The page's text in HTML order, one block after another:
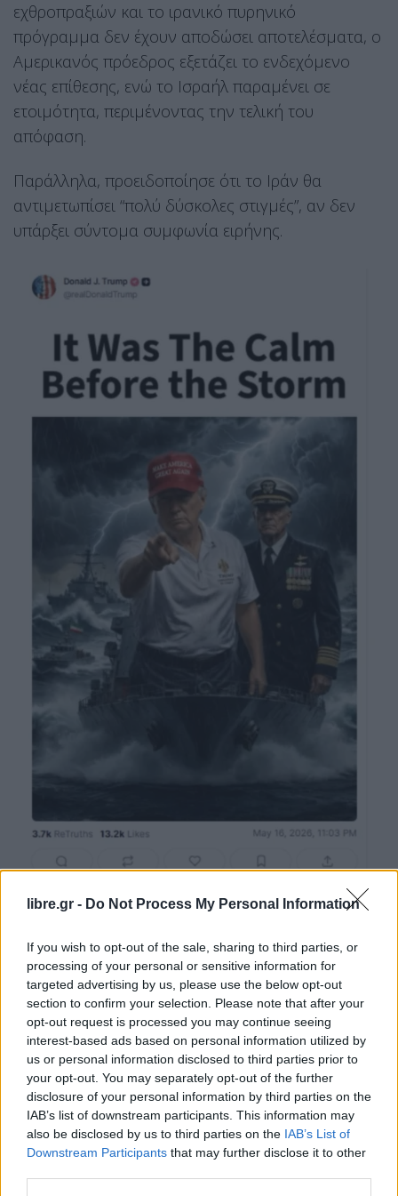
libre.gr - Do Not Process My Personal Information
If you wish to opt-out of the sale, sharing to third parties, or
processing of your personal or sensitive information for
targeted advertising by us, please use the below opt-out
section to confirm your selection. Please note that after your
opt-out request is processed you may continue seeing
interest-based ads based on personal information utilized by
us or personal information disclosed to third parties prior to
your opt-out. You may separately opt-out of the further
disclosure of your personal information by third parties on the
IAB’s list of downstream participants. This information may
also be disclosed by us to third parties on the IAB’s List of
Downstream Participants that may further disclose it to other
εχθροπραξιών και το ιρανικό πυρηνικό
πρόγραμμα δεν έχουν αποδώσει αποτελέσματα, ο
Αμερικανός πρόεδρος εξετάζει το ενδεχόμενο
νέας επίθεσης, ενώ το Ισραήλ παραμένει σε
ετοιμότητα, περιμένοντας την τελική του
απόφαση.
Παράλληλα, προειδοποίησε ότι το Ιράν θα
αντιμετωπίσει “πολύ δύσκολες στιγμές”, αν δεν
υπάρξει σύντομα συμφωνία ειρήνης.
«Έχουν συμφέρον να καταλήξουν σε συμφωνία»,
δήλωσε στον γαλλικό τηλεοπτικό σταθμό BFMTV.
Τα ξημερώματα, με ανάρτησή του στο Truth
Social, ανέβασε μία φωτογραφία κατασκευασμένη
με τεχνητή νοημοσύνη, όπου εμφανίζεται να
περιβάλλεται από πολεμικά πλοία εν μέσω
θαλασσοταραχής και καταιγίδας και τη λεζάντα να
γράφει το εξής μήνυμα: «Ήταν ήρεμα πριν τη
καταιγίδα».